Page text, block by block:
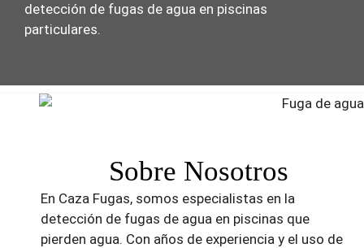
detección de fugas de agua en piscinas
particulares.
Sobre Nosotros
En Caza Fugas, somos especialistas en la
detección de fugas de agua en piscinas que
pierden agua. Con años de experiencia y el uso de